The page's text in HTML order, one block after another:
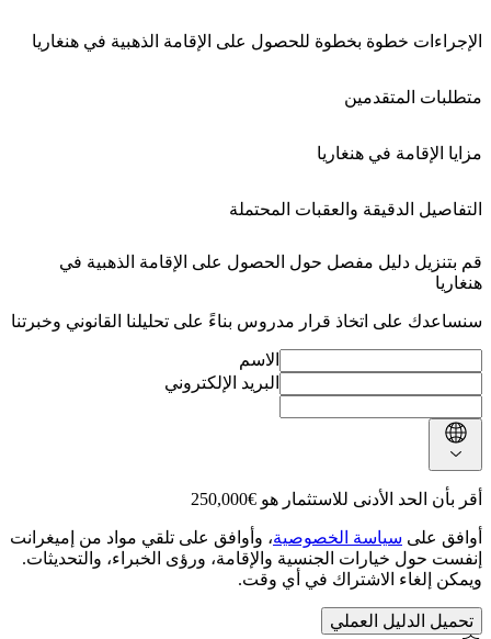
الإجراءات خطوة بخطوة للحصول على الإقامة الذهبية في هنغاريا
متطلبات المتقدمين
مزايا الإقامة في هنغاريا
التفاصيل الدقيقة والعقبات المحتملة
قم بتنزيل دليل مفصل حول الحصول على الإقامة الذهبية في
هنغاريا
سنساعدك على اتخاذ قرار مدروس بناءً على تحليلنا القانوني وخبرتنا
الاسم
البريد الإلكتروني
أقر بأن الحد الأدنى للاستثمار هو €250,000
أوافق على سياسة الخصوصية، وأوافق على تلقي مواد من إميغرانت
إنفست حول خيارات الجنسية والإقامة، ورؤى الخبراء، والتحديثات.
ويمكن إلغاء الاشتراك في أي وقت.
تحميل الدليل العملي